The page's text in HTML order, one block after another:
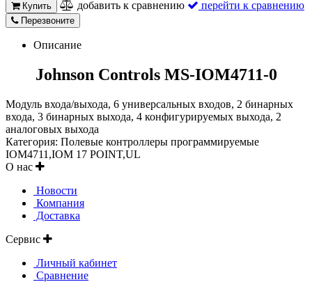
Купить добавить к сравнению перейти к сравнению
Перезвоните
Описание
Johnson Controls MS-IOM4711-0
Модуль входа/выхода, 6 универсальных входов, 2 бинарных
входа, 3 бинарных выхода, 4 конфигурируемых выхода, 2
аналоговых выхода
Категория: Полевые контроллеры программируемые
IOM4711,IOM 17 POINT,UL
О нас
Новости
Компания
Доставка
Сервис
Личный кабинет
Сравнение